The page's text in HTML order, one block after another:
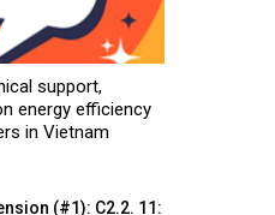
support,
energy efficiency
in Vietnam
(#1): C2.2. 11: